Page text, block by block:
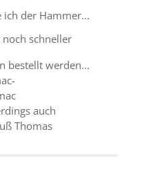
ich der Hammer...
noch schneller
bestellt werden...
auch
Thomas